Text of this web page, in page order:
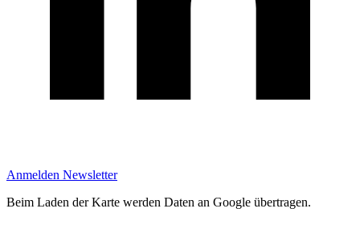
Anmelden Newsletter
Beim Laden der Karte werden Daten an Google übertragen.